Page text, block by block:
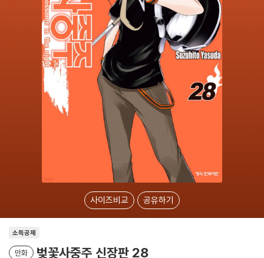
사이즈비교 공유하기
소득공제
만화 벚꽃사중주 신장판 28